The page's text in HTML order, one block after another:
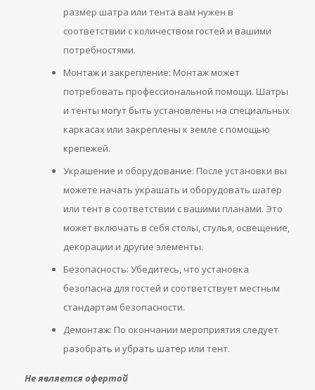
размер шатра или тента вам нужен в
соответствии с количеством гостей и вашими
потребностями.
Монтаж и закрепление: Монтаж может
потребовать профессиональной помощи. Шатры
и тенты могут быть установлены на специальных
каркасах или закреплены к земле с помощью
крепежей.
Украшение и оборудование: После установки вы
можете начать украшать и оборудовать шатер
или тент в соответствии с вашими планами. Это
может включать в себя столы, стулья, освещение,
декорации и другие элементы.
Безопасность: Убедитесь, что установка
безопасна для гостей и соответствует местным
стандартам безопасности.
Демонтаж: По окончании мероприятия следует
разобрать и убрать шатер или тент.
Не является офертой